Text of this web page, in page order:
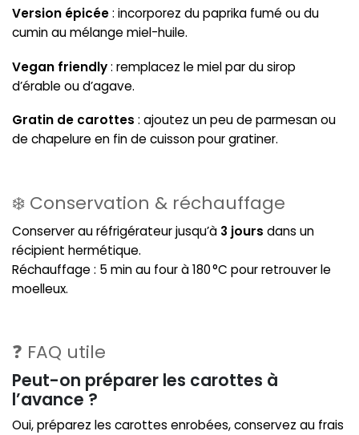
Version épicée: incorporez du paprika fumé ou du
cumin au mélange miel-huile.
Vegan friendly: remplacez le miel par du sirop
d’érable ou d’agave.
Gratin de carottes : ajoutez un peu de parmesan ou
de chapelure en fin de cuisson pour gratiner.
❄️ Conservation & réchauffage
Conserver au réfrigérateur jusqu’à 3 jours dans un
récipient hermétique.
Réchauffage : 5 min au four à 180 °C pour retrouver le
moelleux.
❓ FAQ utile
Peut-on préparer les carottes à
l’avance ?
Oui, préparez les carottes enrobées, conservez au frais